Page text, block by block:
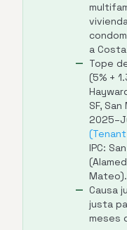
a
Tope
(5% +
SF,
IPC:
Mateo).
Causa
justa
meses